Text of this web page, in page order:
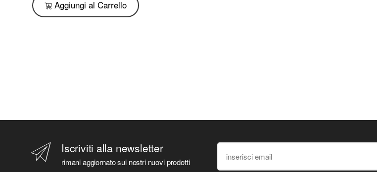
Aggiungi al Carrello
Iscriviti alla newsletter
rimani aggiornato sui nostri nuovi prodotti